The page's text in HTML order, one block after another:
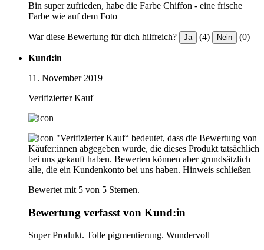
Bin super zufrieden, habe die Farbe Chiffon - eine frische
Farbe wie auf dem Foto
War diese Bewertung für dich hilfreich? Ja (4) Nein (0)
Kund:in
11. November 2019
Verifizierter Kauf
"Verifizierter Kauf“ bedeutet, dass die Bewertung von
Käufer:innen abgegeben wurde, die dieses Produkt tatsächlich
bei uns gekauft haben. Bewerten können aber grundsätzlich
alle, die ein Kundenkonto bei uns haben. Hinweis schließen
Bewertet mit 5 von 5 Sternen.
Bewertung verfasst von Kund:in
Super Produkt. Tolle pigmentierung. Wundervoll